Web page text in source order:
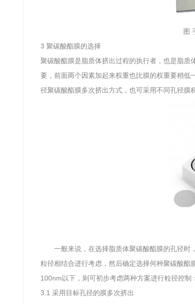
图
3 聚碳酸酯膜的选择
聚碳酸酯膜是脂质体挤出过程的执行者，也是脂
要，前面两个因素加起来权重也比膜的权重要稍
径聚碳酸酯膜多次挤出方式，也可采用不同孔径膜
一般来说，在选择脂质体聚碳酸酯膜的孔径
粒径相结合进行考虑，然后确定选择何种聚碳酸酯
100nm以下，则可初步考虑两种方案进行粒径控制：
3.1 采用目标孔径的膜多次挤出